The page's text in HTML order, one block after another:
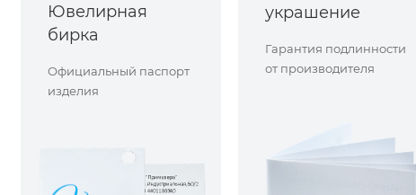
Ювелирная
бирка
Официальный паспорт
изделия
украшение
Гарантия подлинности
от производителя